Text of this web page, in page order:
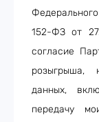
152-ФЗ от
согласие
розыгрыша,
данных,
передачу